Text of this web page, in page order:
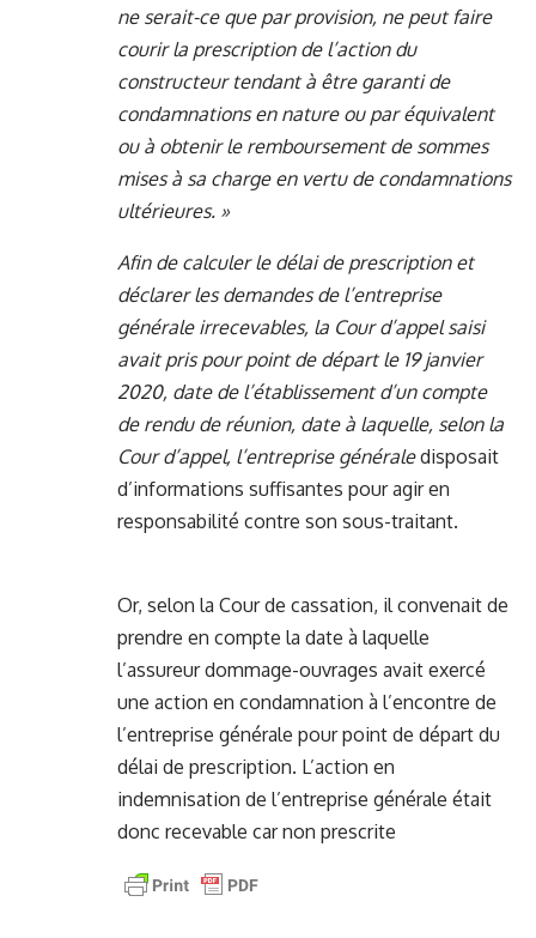
ne serait-ce que par provision, ne peut faire
courir la prescription de l’action du
constructeur tendant à être garanti de
condamnations en nature ou par équivalent
ou à obtenir le remboursement de sommes
mises à sa charge en vertu de condamnations
ultérieures. »
Afin de calculer le délai de prescription et
déclarer les demandes de l’entreprise
générale irrecevables, la Cour d’appel saisi
avait pris pour point de départ le 19 janvier
2020, date de l’établissement d’un compte
de rendu de réunion, date à laquelle, selon la
Cour d’appel, l’entreprise généraledisposait
d’informations suffisantes pour agir en
responsabilité contre son sous-traitant.
Or, selon la Cour de cassation, il convenait de
prendre en compte la date à laquelle
l’assureur dommage-ouvrages avait exercé
une action en condamnation à l’encontre de
l’entreprise générale pour point de départ du
délai de prescription. L’action en
indemnisation de l’entreprise générale était
donc recevable car non prescrite